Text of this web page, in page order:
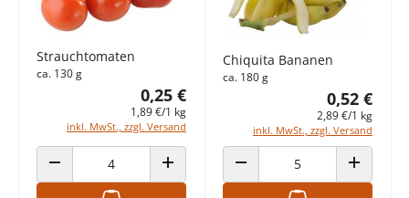
Strauchtomaten
ca. 130 g
0,25 €
1,89 €/1 kg
inkl. MwSt., zzgl. Versand
ANZAHL VERRINGERN ANZAHL ERHÖHEN
Chiquita Bananen
ca. 180 g
0,52 €
2,89 €/1 kg
inkl. MwSt., zzgl. Versand
ANZAHL VERRINGERN ANZAHL